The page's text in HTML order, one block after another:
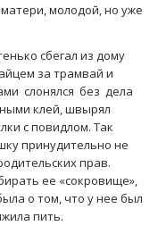
матери, молодой, но уже
сбегал из дому
за трамвай и
слонялся без дела
клей, швырял
с повидлом. Так
принудительно не
прав.
ее «сокровище»,
о том, что у нее был
пить.